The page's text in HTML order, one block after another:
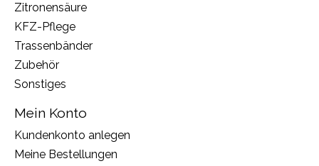
Zitronensäure
KFZ-Pflege
Trassenbänder
Zubehör
Sonstiges
Mein Konto
Kundenkonto anlegen
Meine Bestellungen